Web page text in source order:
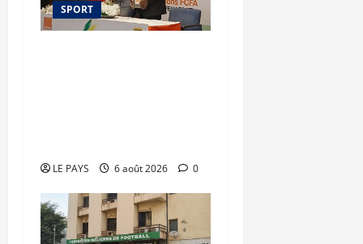
SPORT
LE PAYS 6 août 2026 0